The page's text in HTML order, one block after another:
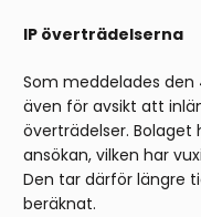
IP överträdelserna
Som meddelades den
även för avsikt att
överträdelser.
ansökan, vilken har
Den tar därför längre
beräknat.